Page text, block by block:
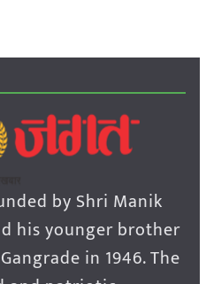
by Shri Manik
his younger brother
in 1946. The